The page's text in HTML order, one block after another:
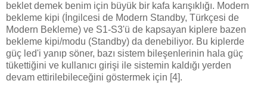
beklet demek benim için büyük bir kafa karışıklığı. Modern
bekleme kipi (İngilcesi de Modern Standby, Türkçesi de
Modern Bekleme) ve S1-S3'ü de kapsayan kiplere bazen
bekleme kipi/modu (Standby) da denebiliyor. Bu kiplerde
güç led'i yanıp söner, bazı sistem bileşenlerinin hala güç
tükettiğini ve kullanıcı girişi ile sistemin kaldığı yerden
devam ettirilebileceğini göstermek için [4].